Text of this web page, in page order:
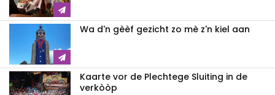
Wa d'n gèèf gezicht zo mè z'n kiel aan
Kaarte vor de Plechtege Sluiting in de
verkòòp